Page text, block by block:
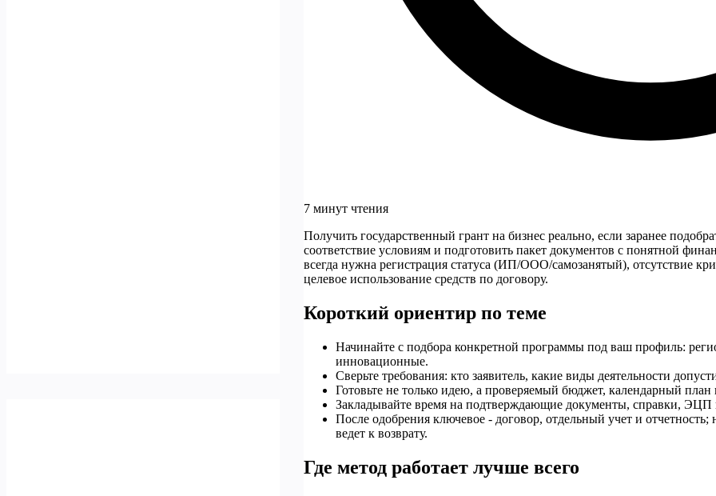
7 минут чтения
Получить государственный грант на бизнес реально, если заранее
соответствие условиям и подготовить пакет документов с понятной
всегда нужна регистрация статуса (ИП/ООО/самозанятый), отсутствие
целевое использование средств по договору.
Короткий ориентир по теме
Начинайте с подбора конкретной программы под ваш профиль:
инновационные.
Сверьте требования: кто заявитель, какие виды деятельности
Готовьте не только идею, а проверяемый бюджет, календарный план
Закладывайте время на подтверждающие документы, справки, ЭЦП
После одобрения ключевое - договор, отдельный учет и
ведет к возврату.
Где метод работает лучше всего